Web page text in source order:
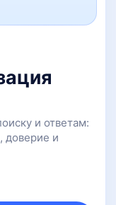
и ответам:
доверие и